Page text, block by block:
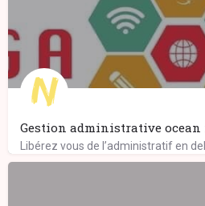
Gestion administrative
Libérez vous de l’administratif en